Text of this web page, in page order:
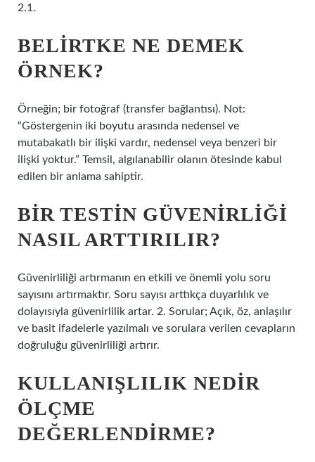
2.1.
BELIRTKE NE DEMEK
ÖRNEK?
Örneğin; bir fotoğraf (transfer bağlantısı). Not:
“Göstergenin iki boyutu arasında nedensel ve
mutabakatlı bir ilişki vardır, nedensel veya benzeri bir
ilişki yoktur.” Temsil, algılanabilir olanın ötesinde kabul
edilen bir anlama sahiptir.
BIR TESTIN GÜVENIRLIĞI
NASIL ARTTIRILIR?
Güvenirliliği artırmanın en etkili ve önemli yolu soru
sayısını artırmaktır. Soru sayısı arttıkça duyarlılık ve
dolayısıyla güvenirlilik artar. 2. Sorular; Açık, öz, anlaşılır
ve basit ifadelerle yazılmalı ve sorulara verilen cevapların
doğruluğu güvenirliliği artırır.
KULLANIŞLILIK NEDIR
ÖLÇME
DEĞERLENDIRME?